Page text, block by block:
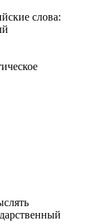
слова: